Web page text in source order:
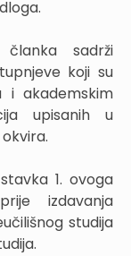
sadrži
koji su
i akademskim
upisanih u
1. ovoga
izdavanja
studija